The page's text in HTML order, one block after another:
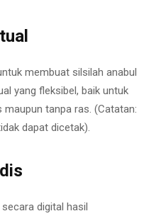
membuat silsilah anabul
yang fleksibel, baik untuk
maupun tanpa ras. (Catatan:
dapat dicetak).
digital hasil